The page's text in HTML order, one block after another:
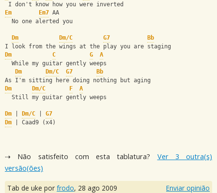
I don't know how you were inverted
Em
Em7 AA
  No one alerted you
Dm Dm/C G7
Bb
I look from the wings at the play you are staging
Dm
C G
A
  While my guitar gently weeps
Dm
Dm/C G7
Bb
As I'm sitting here doing nothing but aging
Dm
Dm/C F
A
  Still my guitar gently weeps
Dm Dm/C
G7
Dm | Caad9 (x4)
⇢ Não satisfeito com esta tablatura? Ver 3 outra(s)
versão(ões)
Tab de uke por frodo, 28 ago 2009 Enviar opinião